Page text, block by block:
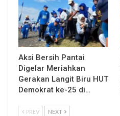
Aksi Bersih Pantai
Digelar Meriahkan
Gerakan Langit Biru HUT
Demokrat ke-25 di…
PREV NEXT